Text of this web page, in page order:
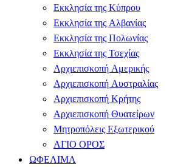
Εκκλησία της Κύπρου
Εκκλησία της Αλβανίας
Εκκλησία της Πολωνίας
Εκκλησία της Τσεχίας
Αρχιεπισκοπή Αμερικής
Αρχιεπισκοπή Αυστραλίας
Αρχιεπισκοπή Κρήτης
Αρχιεπισκοπή Θυατείρων
Μητροπόλεις Εξωτερικού
ΑΓΙΟ ΟΡΟΣ
ΩΦΕΛΙΜΑ